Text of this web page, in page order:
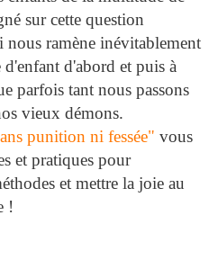
sur cette question
ramène inévitablement
d'abord et puis à
parfois tant nous passons
vieux démons.
punition ni fessée" vous
et pratiques pour
et mettre la joie au
!